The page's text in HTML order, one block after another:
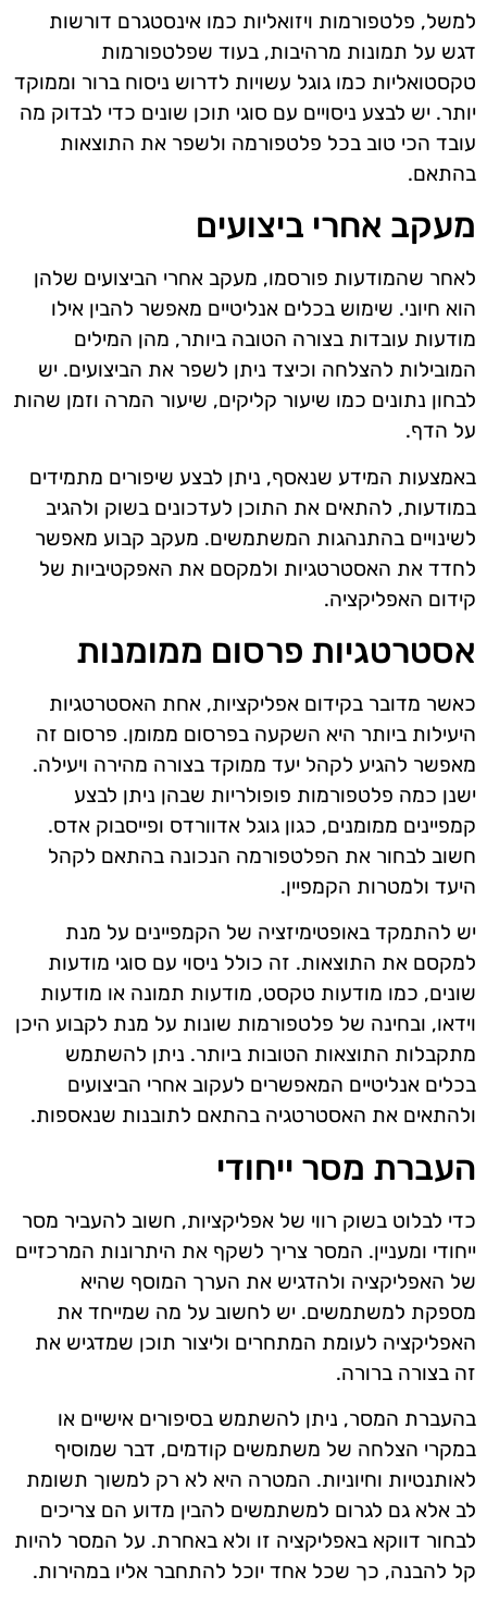
למשל, פלטפורמות ויזואליות כמו אינסטגרם דורשות
דגש על תמונות מרהיבות, בעוד שפלטפורמות
טקסטואליות כמו גוגל עשויות לדרוש ניסוח ברור וממוקד
יותר. יש לבצע ניסויים עם סוגי תוכן שונים כדי לבדוק מה
עובד הכי טוב בכל פלטפורמה ולשפר את התוצאות
בהתאם.
מעקב אחרי ביצועים
לאחר שהמודעות פורסמו, מעקב אחרי הביצועים שלהן
הוא חיוני. שימוש בכלים אנליטיים מאפשר להבין אילו
מודעות עובדות בצורה הטובה ביותר, מהן המילים
המובילות להצלחה וכיצד ניתן לשפר את הביצועים. יש
לבחון נתונים כמו שיעור קליקים, שיעור המרה וזמן שהות
על הדף.
באמצעות המידע שנאסף, ניתן לבצע שיפורים מתמידים
במודעות, להתאים את התוכן לעדכונים בשוק ולהגיב
לשינויים בהתנהגות המשתמשים. מעקב קבוע מאפשר
לחדד את האסטרטגיות ולמקסם את האפקטיביות של
קידום האפליקציה.
אסטרטגיות פרסום ממומנות
כאשר מדובר בקידום אפליקציות, אחת האסטרטגיות
היעילות ביותר היא השקעה בפרסום ממומן. פרסום זה
מאפשר להגיע לקהל יעד ממוקד בצורה מהירה ויעילה.
ישנן כמה פלטפורמות פופולריות שבהן ניתן לבצע
קמפיינים ממומנים, כגון גוגל אדוורדס ופייסבוק אדס.
חשוב לבחור את הפלטפורמה הנכונה בהתאם לקהל
היעד ולמטרות הקמפיין.
יש להתמקד באופטימיזציה של הקמפיינים על מנת
למקסם את התוצאות. זה כולל ניסוי עם סוגי מודעות
שונים, כמו מודעות טקסט, מודעות תמונה או מודעות
וידאו, ובחינה של פלטפורמות שונות על מנת לקבוע היכן
מתקבלות התוצאות הטובות ביותר. ניתן להשתמש
בכלים אנליטיים המאפשרים לעקוב אחרי הביצועים
ולהתאים את האסטרטגיה בהתאם לתובנות שנאספות.
העברת מסר ייחודי
כדי לבלוט בשוק רווי של אפליקציות, חשוב להעביר מסר
ייחודי ומעניין. המסר צריך לשקף את היתרונות המרכזיים
של האפליקציה ולהדגיש את הערך המוסף שהיא
מספקת למשתמשים. יש לחשוב על מה שמייחד את
האפליקציה לעומת המתחרים וליצור תוכן שמדגיש את
זה בצורה ברורה.
בהעברת המסר, ניתן להשתמש בסיפורים אישיים או
במקרי הצלחה של משתמשים קודמים, דבר שמוסיף
לאותנטיות וחיוניות. המטרה היא לא רק למשוך תשומת
לב אלא גם לגרום למשתמשים להבין מדוע הם צריכים
לבחור דווקא באפליקציה זו ולא באחרת. על המסר להיות
קל להבנה, כך שכל אחד יוכל להתחבר אליו במהירות.